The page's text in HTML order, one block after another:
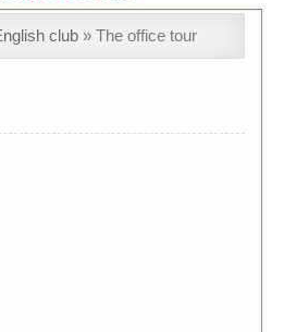
club » The office tour